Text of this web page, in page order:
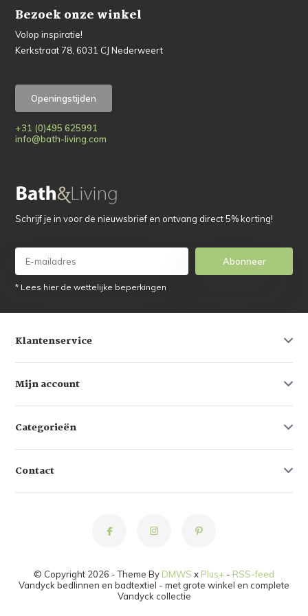
Bezoek onze winkel
Volop inspiratie!
Kerkstraat 78, 6031 CJ Nederweert
Openingstijden
+31 (0)495 625991
info@bath-living.com
Schrijf je in voor de nieuwsbrief en ontvang direct 5% korting!
Abonneer
* Lees hier de wettelijke beperkingen
Klantenservice
Mijn account
Categorieën
Contact
© Copyright 2026 - Theme By DMWS x Plus+ - RSS-feed
Vandyck bedlinnen en badtextiel - met grote winkel en complete
Vandyck collectie